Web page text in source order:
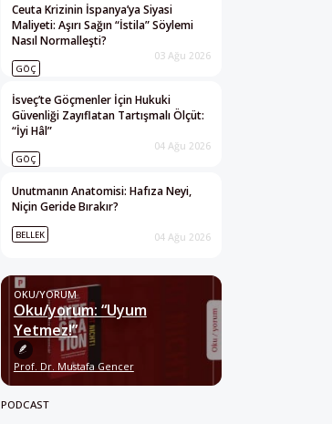
Ceuta Krizinin İspanya’ya Siyasi
Maliyeti: Aşırı Sağın “İstila” Söylemi
Nasıl Normalleşti?
GÖÇ
03 Ağu 2026
İsveç’te Göçmenler İçin Hukuki
Güvenliği Zayıflatan Tartışmalı Ölçüt:
“İyi Hâl”
GÖÇ
04 Ağu 2026
Unutmanın Anatomisi: Hafıza Neyi,
Niçin Geride Bırakır?
BELLEK 04 Ağu 2026
OKU/YORUM
Oku/yorum: “Uyum
Yetmez!”
Prof. Dr. Mustafa Gencer
PODCAST